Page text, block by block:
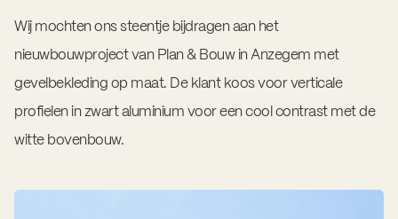
Wij mochten ons steentje bijdragen aan het
nieuwbouwproject van Plan & Bouw in Anzegem met
gevelbekleding op maat. De klant koos voor verticale
profielen in zwart aluminium voor een cool contrast met de
witte bovenbouw.